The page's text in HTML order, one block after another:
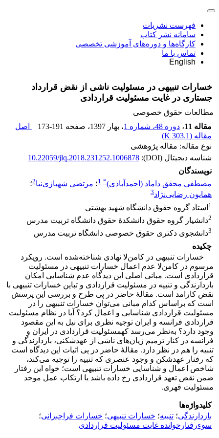
فهرست نشریات
سامانه نشر کتاب
کارگاه‌ها و دوره‌های آموزشی تخصصی
تماس با ما
English
خسارات تنبیهی در مسئولیت ناشی از نقض قرارداد
جستاری در غایت مسئولیت قراردادی
مطالعات حقوق خصوصی
مقاله 11
، دوره 48، شماره 1 ، بهار 1397 ، صفحه 173-191
اصل
مقاله (303.1 K
)
نوع مقاله: مقاله پژوهشی
شناسه دیجیتال (DOI):
10.22059/jlq.2018.231252.1006878
نویسندگان
مصطفی محقق داماد (احمدآبادی)*
1؛ مرتضی شهبازی‌نیا2؛
همایون رضایی‌نژاد3
1 استاد گروه حقوق دانشگاه شهید بهشتی
2دانشیار گروه حقوق دانشکدۀ حقوق دانشگاه تربیت مدرس
3دانشجوی دکتری حقوق خصوصی دانشگاه تربیت مدرس
چکیده
خسارات تنبیهی در کامن‌لا نهادی شناخته‌شده است. رویکرد
مرسوم در کامن‌لا عدم اعمال خسارات تنبیهی در مسئولیت
قراردادی است. مبانی اصلی این دیدگاه عدم شناسایی امکان
بازدارندگی و تنبیه در مسئولیت قراردادی و تباین خسارات تنبیهی با
نقض کارامد است. مقالۀ حاضر در پی طرح و بررسی این پرسش
است که براساس کدام مبانی می‌توان خسارات تنبیهی را در
مسئولیت قراردادی شناسایی و اعمال کرد؟ آیا در نظام مسئولیت
قراردادی فرانسه و ایران توجیه نظری برای نیل به این مقصود
وجود دارد؟ به‌نظر می‌رسد کهمسئولیت قراردادی در ایران و
فرانسه در کنار ترمیم زیان‌های ناشی از عهدشکنی، بازدارندگی و
تنبیه را هم در نظر دارد. مقالۀ حاضر در پی اثبات این دیدگاه است
که رفتار عهدشکن و وجود عنصری که تنبیه را توجیه می‌کند،
شاخص اعمال و شناسایی خسارات تنبیهی است؛ خواه این رفتار
ضمن نقض تعهد قراردادی رخ داده باشد یا ارتکاب عمل موجد
مسئولیت قهری.
کلیدواژه‌ها
بازدارندگی؛ تنبیه؛ خسارات تنبیهی؛ خسارات فراجبرانی؛
سوءرفتارخوانده غایت مسئولیت قراردادی